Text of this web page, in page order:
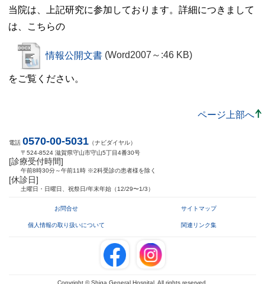
当院は、上記研究に参加しております。詳細につきまして
は、こちらの
情報公開文書 (Word2007～:46 KB)
をご覧ください。
ページ上部へ
電話 0570-00-5031 （ナビダイヤル）
〒524-8524 滋賀県守山市守山5丁目4番30号
[診療受付時間]
午前8時30分～午前11時 ※2科受診の患者様を除く
[休診日]
土曜日・日曜日、祝祭日/年末年始（12/29〜1/3）
お問合せ サイトマップ
個人情報の取り扱いについて 関連リンク集
Copyright © Shiga General Hospital. All rights reserved.